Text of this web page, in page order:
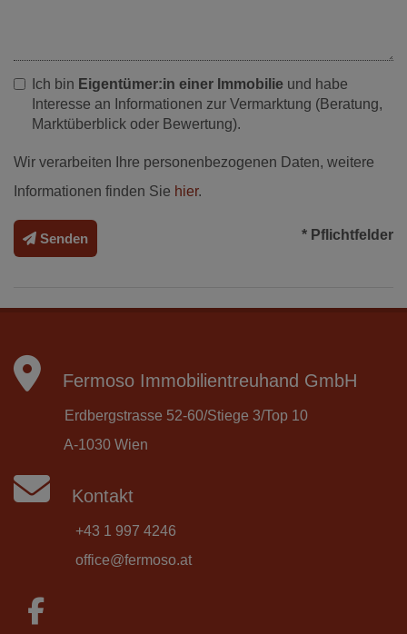
Ich bin Eigentümer:in einer Immobilie und habe
Interesse an Informationen zur Vermarktung (Beratung,
Marktüberblick oder Bewertung).
Wir verarbeiten Ihre personenbezogenen Daten, weitere
Informationen finden Sie hier.
Senden * Pflichtfelder
Fermoso Immobilientreuhand GmbH
Erdbergstrasse 52-60/Stiege 3/Top 10
A-1030 Wien
Kontakt
+43 1 997 4246
office@fermoso.at